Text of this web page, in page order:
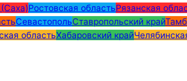
Ростовская областьРязанская
СевастопольСтавропольский край
областьХабаровский край